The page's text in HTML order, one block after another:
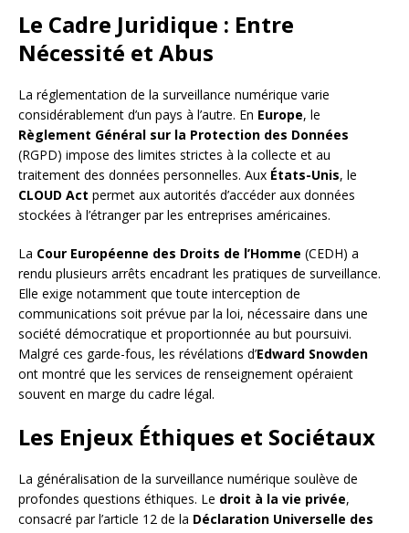
Le Cadre Juridique : Entre
Nécessité et Abus
La réglementation de la surveillance numérique varie
considérablement d’un pays à l’autre. En Europe, le
Règlement Général sur la Protection des Données
(RGPD) impose des limites strictes à la collecte et au
traitement des données personnelles. Aux États-Unis, le
CLOUD Act permet aux autorités d’accéder aux données
stockées à l’étranger par les entreprises américaines.
La Cour Européenne des Droits de l’Homme (CEDH) a
rendu plusieurs arrêts encadrant les pratiques de surveillance.
Elle exige notamment que toute interception de
communications soit prévue par la loi, nécessaire dans une
société démocratique et proportionnée au but poursuivi.
Malgré ces garde-fous, les révélations d’Edward Snowden
ont montré que les services de renseignement opéraient
souvent en marge du cadre légal.
Les Enjeux Éthiques et Sociétaux
La généralisation de la surveillance numérique soulève de
profondes questions éthiques. Le droit à la vie privée,
consacré par l’article 12 de la Déclaration Universelle des